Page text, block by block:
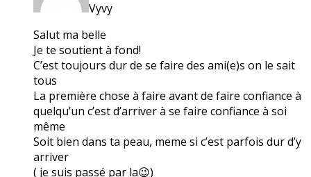
Vyvy
Salut ma belle
Je te soutient à fond!
C’est toujours dur de se faire des ami(e)s on le sait
tous
La première chose à faire avant de faire confiance à
quelqu’un c’est d’arriver à se faire confiance à soi
même
Soit bien dans ta peau, meme si c’est parfois dur d’y
arriver
( je suis passé par la😉)